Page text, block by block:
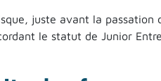
juste avant la
le statut de Junior
Process